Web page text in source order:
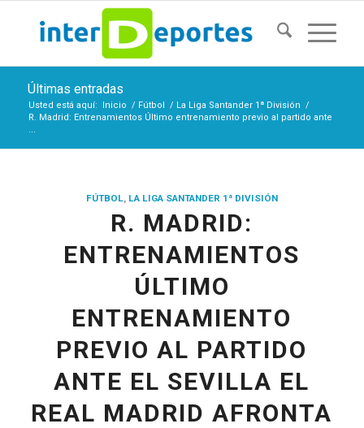
Últimas entradas
Usted está aquí: Inicio / Fútbol / La Liga Santander 1ª División /
R. Madrid: Entrenamientos Último entrenamiento previo al partido ante
...
FÚTBOL, LA LIGA SANTANDER 1ª DIVISIÓN
R. MADRID:
ENTRENAMIENTOS
ÚLTIMO
ENTRENAMIENTO
PREVIO AL PARTIDO
ANTE EL SEVILLA EL
REAL MADRID AFRONTA